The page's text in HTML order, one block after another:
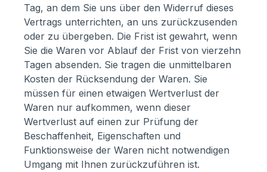
Tag, an dem Sie uns über den Widerruf dieses
Vertrags unterrichten, an uns zurückzusenden
oder zu übergeben. Die Frist ist gewahrt, wenn
Sie die Waren vor Ablauf der Frist von vierzehn
Tagen absenden. Sie tragen die unmittelbaren
Kosten der Rücksendung der Waren. Sie
müssen für einen etwaigen Wertverlust der
Waren nur aufkommen, wenn dieser
Wertverlust auf einen zur Prüfung der
Beschaffenheit, Eigenschaften und
Funktionsweise der Waren nicht notwendigen
Umgang mit Ihnen zurückzuführen ist.